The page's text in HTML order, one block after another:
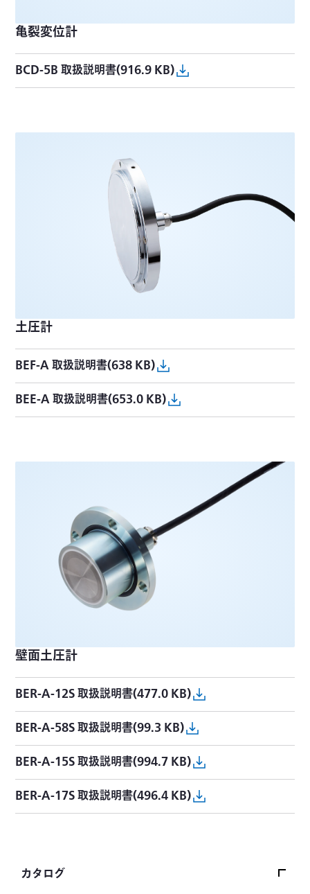
亀裂変位計
BCD-5B 取扱説明書(916.9 KB)
土圧計
BEF-A 取扱説明書(638 KB)
BEE-A 取扱説明書(653.0 KB)
壁面土圧計
BER-A-12S 取扱説明書(477.0 KB)
BER-A-58S 取扱説明書(99.3 KB)
BER-A-15S 取扱説明書(994.7 KB)
BER-A-17S 取扱説明書(496.4 KB)
カタログ